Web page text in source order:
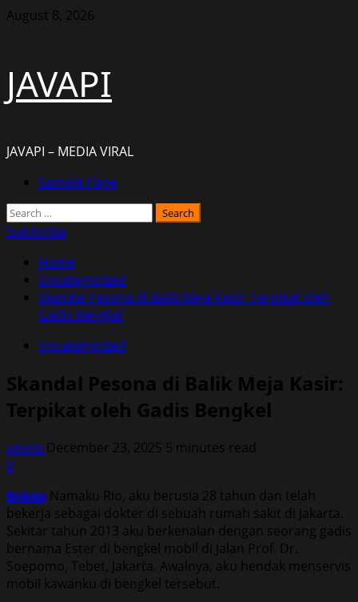
Skip
August 8, 2026
JAVAPI
JAVAPI – MEDIA VIRAL
PrimarySample Page
Search
for:
Subscribe
Home
Uncategorized
Skandal Pesona di Balik Meja Kasir: Terpikat oleh
Gadis Bengkel
Uncategorized
Skandal Pesona di Balik Meja Kasir:
Terpikat oleh Gadis Bengkel
vqvnp December 23, 2025 5 minutes read
0
Bokep Namaku Rio, aku berusia 28 tahun dan telah
bekerja sebagai dokter di sebuah rumah sakit di Jakarta.
Sekitar tahun 2013 aku berkenalan dengan seorang gadis
bernama Ester di bengkel mobil di Jalan Prof. Dr.
Soepomo, Tebet, Jakarta. Awalnya, aku hendak menservis
mobil kawanku di bengkel tersebut.